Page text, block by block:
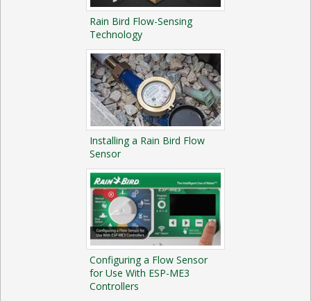
Rain Bird Flow-Sensing
Technology
Installing a Rain Bird Flow
Sensor
Configuring a Flow Sensor
for Use With ESP-ME3
Controllers